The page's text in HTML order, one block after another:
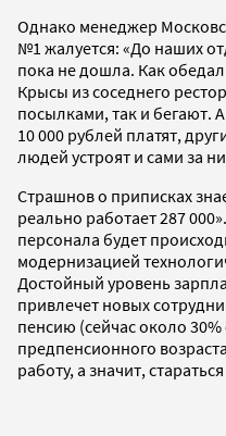
Однако менеджер
№1 жалуется: «До наших
пока не дошла. Как
Крысы из соседнего
посылками, так и бегают.
10 000 рублей платят,
людей устроят и сами за
Страшнов о приписках
реально работает 287
персонала будет
модернизацией
Достойный уровень
привлечет новых
пенсию (сейчас около
предпенсионного
работу, а значит,